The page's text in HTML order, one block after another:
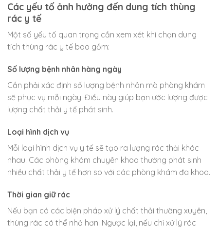
Các yếu tố ảnh hưởng đến dung tích thùng
rác y tế
Một số yếu tố quan trọng cần xem xét khi chọn dung
tích thùng rác y tế bao gồm:
Số lượng bệnh nhân hàng ngày
Cần phải xác định số lượng bệnh nhân mà phòng khám
sẽ phục vụ mỗi ngày. Điều này giúp bạn ước lượng được
lượng chất thải y tế phát sinh.
Loại hình dịch vụ
Mỗi loại hình dịch vụ y tế sẽ tạo ra lượng rác thải khác
nhau. Các phòng khám chuyên khoa thường phát sinh
nhiều chất thải y tế hơn so với các phòng khám đa khoa.
Thời gian giữ rác
Nếu bạn có các biện pháp xử lý chất thải thường xuyên,
thùng rác có thể nhỏ hơn. Ngược lại, nếu chỉ xử lý rác